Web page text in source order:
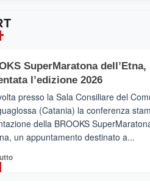
con
la
Al
via
i
collegamenti
SuperMaratona dell’Etna,
l’edizione 2026
presso la Sala Consiliare del
(Catania) la conferenza
della BROOKS
un appuntamento destinato a...
Leggi